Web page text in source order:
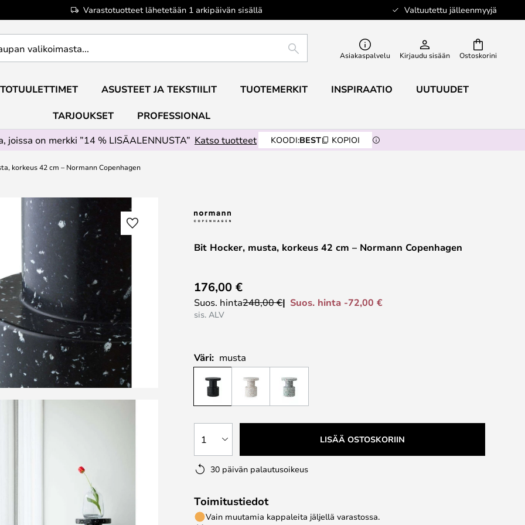
Varastotuotteet lähetetään 1 arkipäivän sisällä Valtuutettu jälleenmyyjä
Ostoskorini
ETSI Asiakaspalvelu Kirjaudu sisään
ASUSTEET JA TEKSTIILIT TUOTEMERKIT INSPIRAATIO UUTUUDET
TARJOUKSET
PROFESSIONAL
joissa on merkki ”14 % LISÄALENNUSTA” Katso tuotteet KOODI:BEST KOPIOI
korkeus 42 cm – Normann Copenhagen
Bit Hocker, musta, korkeus 42 cm – Normann Copenhagen
176,00 €
Suos. hinta248,00 € Suos. hinta -72,00 €
sis. ALV
Väri: musta
1 LISÄÄ OSTOSKORIIN
30 päivän palautusoikeus
Toimitustiedot
Vain muutamia kappaleita jäljellä varastossa.